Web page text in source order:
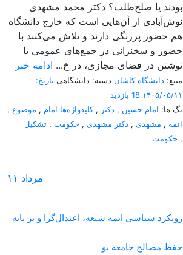
بودند یا صلح‌طلب؟ دکتر محمد مشهدی
نوش‌آبادی از آن‌هایی است که خارج دانشگاه
هم حضور پررنگی دارند و تلاش می‌کنند با
حضور و سخنرانی در جمع‌های عمومی یا
نوشتن در فضای مجازی، در خ... ادامه خبر
منبع: دانشگاه کاشان دسته: دانشگاهی تاریخ:
۱۴۰۵/۰۵/۱۱ 18 بازدید
تگ ها: امام حسین , دکتر ,کلیدواژه‌ها امام , موضوع ,
ائمه , مشهدی , دکتر مشهدی , حکومت , تشکیل
حکومت ,
۱۱ مرداد
رویکرد سیاسی ائمه شیعه، اعتدال‌گرا و بر پایه
حفظ مصالح جامعه بو